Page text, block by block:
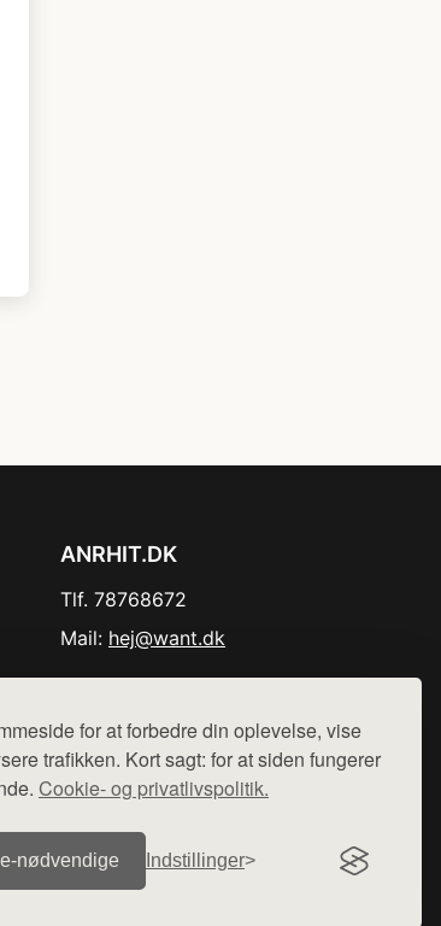
for at forbedre din oplevelse, vise
trafikken. Kort sagt: for at siden fungerer
Cookie- og privatlivspolitik.
Indstillinger
ANRHIT.DK
Tlf. 78768672
Mail: hej@want.dk
varer fra denne side - vi henviser til de shops,